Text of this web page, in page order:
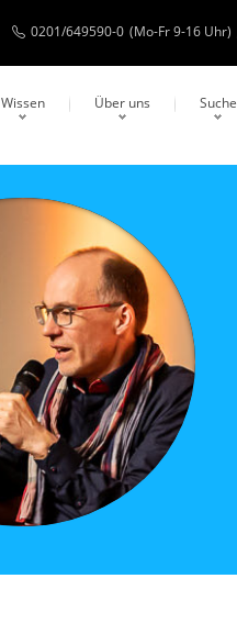
0201/649590-0 (Mo-Fr 9-16 Uhr)
Wissen Über uns Suche